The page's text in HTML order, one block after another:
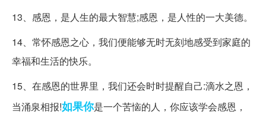
13、感恩，是人生的最大智慧;感恩，是人性的一大美德。
14、常怀感恩之心，我们便能够无时无刻地感受到家庭的
幸福和生活的快乐。
15、在感恩的世界里，我们还会时时提醒自己:滴水之恩，
当涌泉相报!如果你是一个苦恼的人，你应该学会感恩，